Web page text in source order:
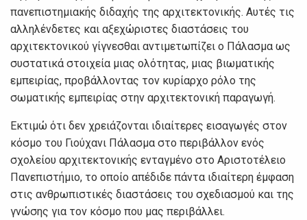
πανεπιστημιακής διδαχής της αρχιτεκτονικής. Αυτές τις
αλληλένδετες και αξεχώριστες διαστάσεις του
αρχιτεκτονικού γίγνεσθαι αντιμετωπίζει ο Πάλασμα ως
συστατικά στοιχεία μιας ολότητας, μιας βιωματικής
εμπειρίας, προβάλλοντας τον κυρίαρχο ρόλο της
σωματικής εμπειρίας στην αρχιτεκτονική παραγωγή.
Εκτιμώ ότι δεν χρειάζονται ιδιαίτερες εισαγωγές στον
κόσμο του Γιούχανι Πάλασμα στο περιβάλλον ενός
σχολείου αρχιτεκτονικής ενταγμένο στο Αριστοτέλειο
Πανεπιστήμιο, το οποίο απέδιδε πάντα ιδιαίτερη έμφαση
στις ανθρωπιστικές διαστάσεις του σχεδιασμού και της
γνώσης για τον κόσμο που μας περιβάλλει.